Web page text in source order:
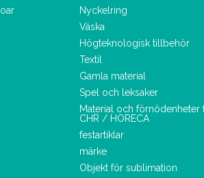
Nyckelring
Väska
Högteknologisk tillbehör
Textil
Gamla material
Spel och leksaker
Material och förnödenheter
CHR / HORECA
festartiklar
märke
Objekt för sublimation